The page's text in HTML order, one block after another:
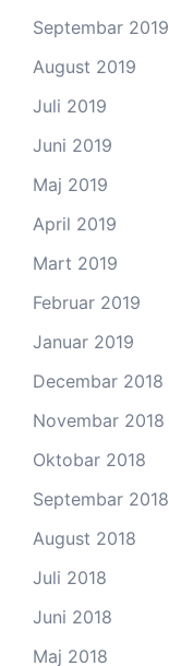
Septembar 2019
August 2019
Juli 2019
Juni 2019
Maj 2019
April 2019
Mart 2019
Februar 2019
Januar 2019
Decembar 2018
Novembar 2018
Oktobar 2018
Septembar 2018
August 2018
Juli 2018
Juni 2018
Maj 2018